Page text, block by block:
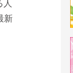
人
新